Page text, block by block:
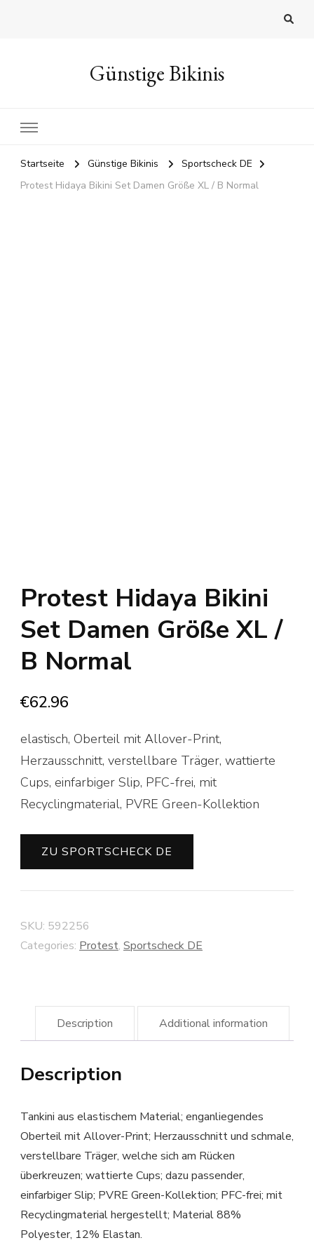
Günstige Bikinis
Startseite Günstige Bikinis
Sportscheck DE
Protest Hidaya Bikini Set Damen Größe XL / B Normal
Protest Hidaya Bikini
Set Damen Größe XL /
B Normal
€62.96
elastisch, Oberteil mit Allover-Print,
Herzausschnitt, verstellbare Träger, wattierte
Cups, einfarbiger Slip, PFC-frei, mit
Recyclingmaterial, PVRE Green-Kollektion
ZU SPORTSCHECK DE
SKU: 592256
Categories: Protest, Sportscheck DE
Description Additional information
Description
Tankini aus elastischem Material; enganliegendes
Oberteil mit Allover-Print; Herzausschnitt und schmale,
verstellbare Träger, welche sich am Rücken
überkreuzen; wattierte Cups; dazu passender,
einfarbiger Slip; PVRE Green-Kollektion; PFC-frei; mit
Recyclingmaterial hergestellt; Material 88%
Polyester, 12% Elastan.